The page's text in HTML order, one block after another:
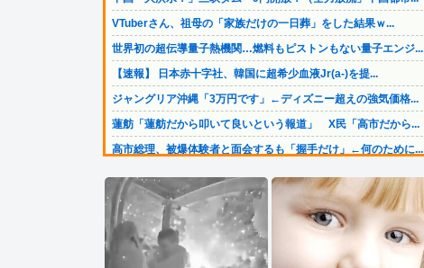
VTuberさん、祖母の「家族だけの一日葬」をした結果ｗ...
世界初の超伝導量子熱機関…燃料もピストンもない量子エンジ...
【速報】 日本赤十字社、韓国に超希少血液Jr(a-)を提...
ジャングリア沖縄「3万円です」←ディズニー超えの強気価格...
蓮舫「蓮舫だから叩いて良いという報道」 X民「高市だから...
高市総理、被爆体験者と面会するも「握手だけ」←何のために...
佐藤二朗、橋本愛との騒動で主演映画が完全白紙へｗｗｗｗｗ
資産1億円突破でFIREの45歳独身男性が半年後に仕事復...
みい山作者、みいちゃんでチー牛なのではという疑惑が生まれ...
ちいかわ作者さん、総額30億超の大豪邸を建てるｗｗｗｗｗ...